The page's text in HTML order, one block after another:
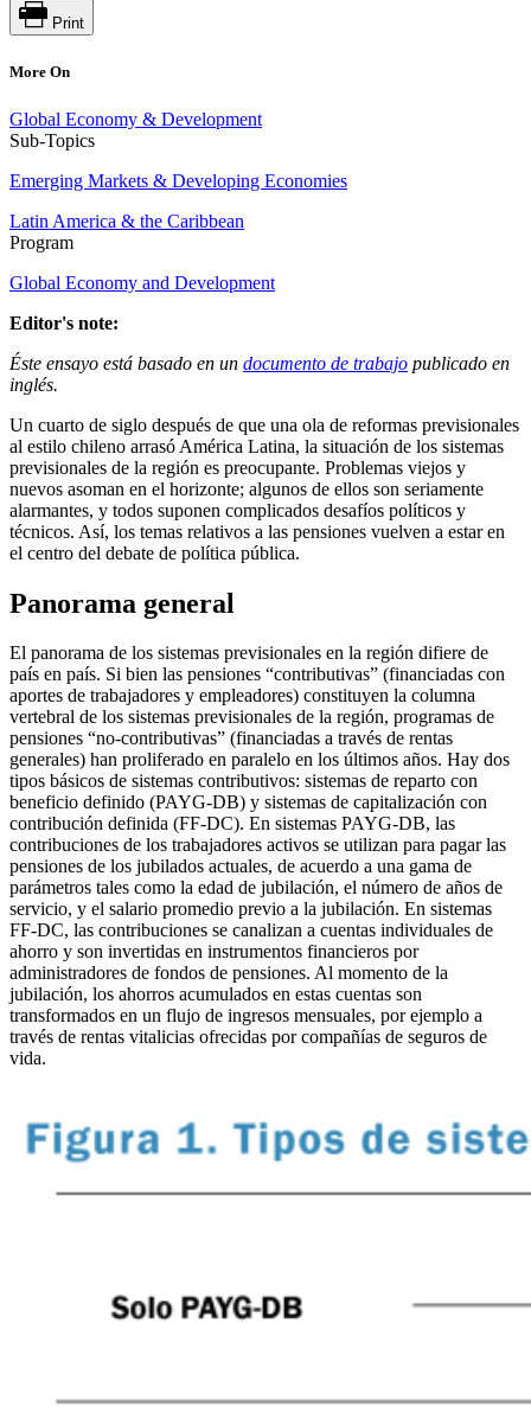
Print
More On
Global Economy & Development
Sub-Topics
Emerging Markets & Developing Economies
Latin America & the Caribbean
Program
Global Economy and Development
Editor's note:
Éste ensayo está basado en un documento de trabajo publicado en
inglés.
Un cuarto de siglo después de que una ola de reformas previsionales
al estilo chileno arrasó América Latina, la situación de los sistemas
previsionales de la región es preocupante. Problemas viejos y
nuevos asoman en el horizonte; algunos de ellos son seriamente
alarmantes, y todos suponen complicados desafíos políticos y
técnicos. Así, los temas relativos a las pensiones vuelven a estar en
el centro del debate de política pública.
Panorama general
El panorama de los sistemas previsionales en la región difiere de
país en país. Si bien las pensiones “contributivas” (financiadas con
aportes de trabajadores y empleadores) constituyen la columna
vertebral de los sistemas previsionales de la región, programas de
pensiones “no-contributivas” (financiadas a través de rentas
generales) han proliferado en paralelo en los últimos años. Hay dos
tipos básicos de sistemas contributivos: sistemas de reparto con
beneficio definido (PAYG-DB) y sistemas de capitalización con
contribución definida (FF-DC). En sistemas PAYG-DB, las
contribuciones de los trabajadores activos se utilizan para pagar las
pensiones de los jubilados actuales, de acuerdo a una gama de
parámetros tales como la edad de jubilación, el número de años de
servicio, y el salario promedio previo a la jubilación. En sistemas
FF-DC, las contribuciones se canalizan a cuentas individuales de
ahorro y son invertidas en instrumentos financieros por
administradores de fondos de pensiones. Al momento de la
jubilación, los ahorros acumulados en estas cuentas son
transformados en un flujo de ingresos mensuales, por ejemplo a
través de rentas vitalicias ofrecidas por compañías de seguros de
vida.